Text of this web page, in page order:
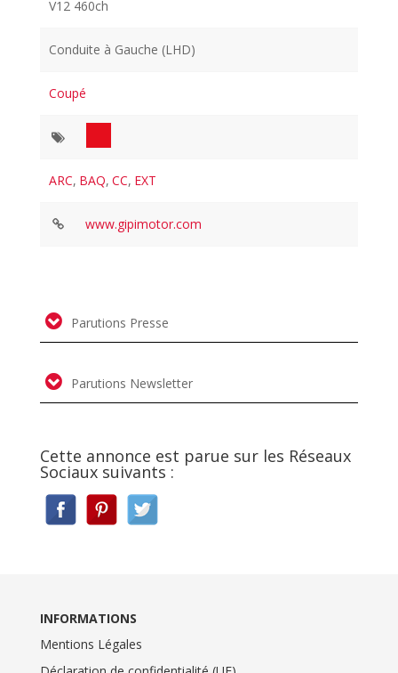
V12 460ch
Conduite à Gauche (LHD)
Coupé
ARC, BAQ, CC, EXT
www.gipimotor.com
Parutions Presse
Parutions Newsletter
Cette annonce est parue sur les Réseaux
Sociaux suivants :
INFORMATIONS
Mentions Légales